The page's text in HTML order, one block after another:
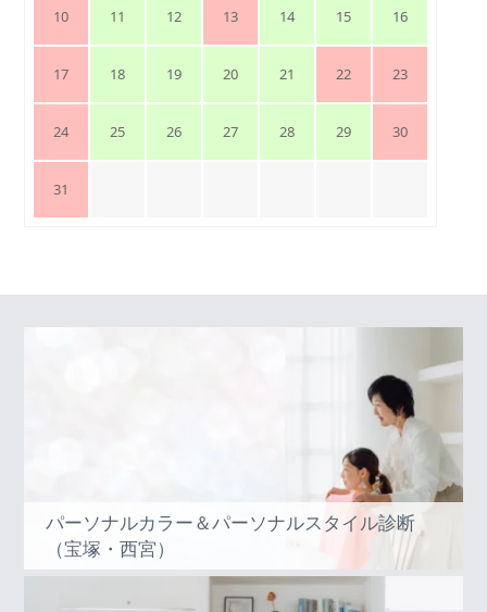
10 11 12 13 14 15 16
17 18 19 20 21 22 23
24 25 26 27 28 29 30
31
パーソナルカラー＆パーソナルスタイル診断
（宝塚・西宮）